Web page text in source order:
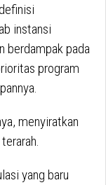
instansi
berdampak pada
program
menyiratkan
yang baru